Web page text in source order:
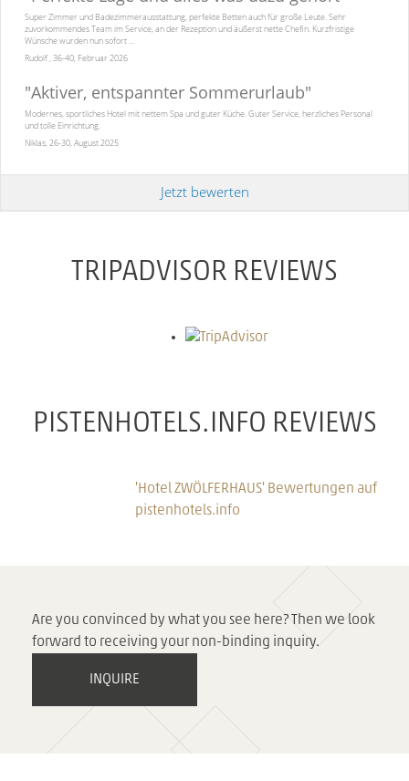
Super Zimmer und Badezimmerausstattung, perfekte Betten auch für große Leute. Sehr
zuvorkommendes Team im Service, an der Rezeption und äußerst nette Chefin. Kurzfristige
Wünsche wurden nun sofort ...
Rudolf , 36-40, Februar 2026
"Aktiver, entspannter Sommerurlaub"
Modernes, sportliches Hotel mit nettem Spa und guter Küche. Guter Service, herzliches Personal
und tolle Einrichtung.
Niklas, 26-30, August 2025
Jetzt bewerten
TRIPADVISOR REVIEWS
PISTENHOTELS.INFO REVIEWS
'Hotel ZWÖLFERHAUS' Bewertungen auf
pistenhotels.info
Are you convinced by what you see here? Then we look
forward to receiving your non-binding inquiry.
INQUIRE